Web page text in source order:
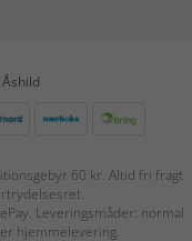
60 kr. Altid fri fragt
Leveringsmåder: normal
hjemmelevering.